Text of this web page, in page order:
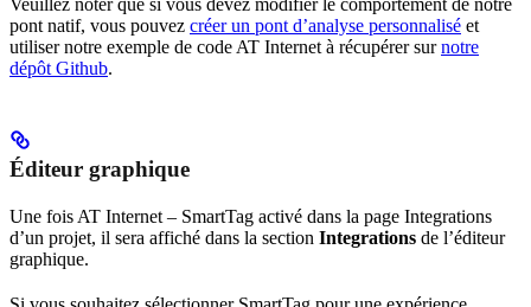
pont natif, vous pouvez créer un pont d’analyse personnalisé et
utiliser notre exemple de code AT Internet à récupérer surnotre
dépôt Github.
Éditeur graphique
Une fois AT Internet – SmartTag activé dans la page Integrations
d’un projet, il sera affiché dans la section Integrations de l’éditeur
graphique.